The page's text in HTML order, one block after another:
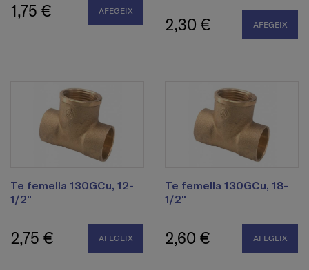
1,75 € AFEGEIX
2,30 € AFEGEIX
Te femella 130GCu, 12-
1/2"
2,75 € AFEGEIX
Te femella 130GCu, 18-
1/2"
2,60 € AFEGEIX